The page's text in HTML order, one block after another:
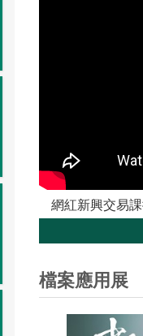
網紅新興交易
檔案應用展